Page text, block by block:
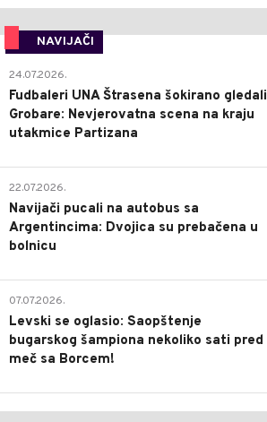
NAVIJAČI
24.07.2026.
Fudbaleri UNA Štrasena šokirano gledali
Grobare: Nevjerovatna scena na kraju
utakmice Partizana
22.07.2026.
Navijači pucali na autobus sa
Argentincima: Dvojica su prebačena u
bolnicu
07.07.2026.
Levski se oglasio: Saopštenje
bugarskog šampiona nekoliko sati pred
meč sa Borcem!